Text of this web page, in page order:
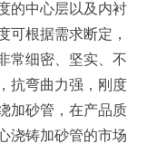
的中心层以及内衬
可根据需求断定，
常细密、坚实、不
抗弯曲力强，刚度
加砂管，在产品质
浇铸加砂管的市场